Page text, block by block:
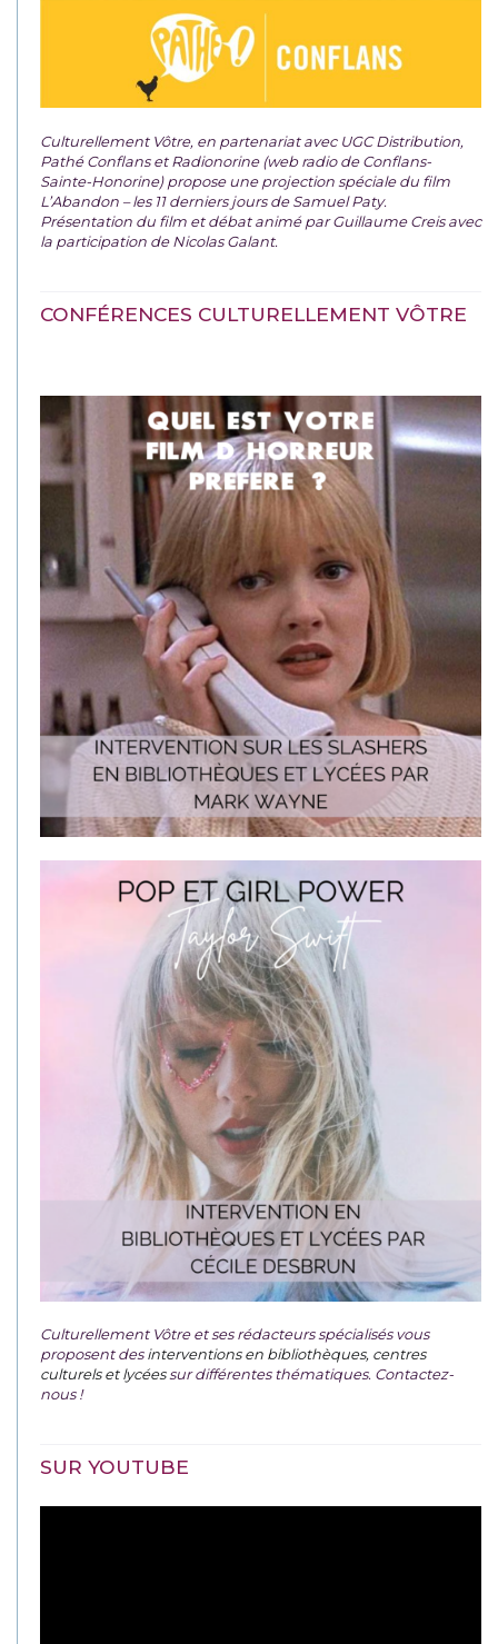
Culturellement Vôtre, en partenariat avec UGC Distribution,
Pathé Conflans et Radionorine (web radio de Conflans-
Sainte-Honorine) propose une projection spéciale du film
L’Abandon – les 11 derniers jours de Samuel Paty.
Présentation du film et débat animé par Guillaume Creis avec
la participation de Nicolas Galant.
CONFÉRENCES CULTURELLEMENT VÔTRE
Culturellement Vôtre et ses rédacteurs spécialisés vous
proposent desinterventions en bibliothèques, centres
culturels et lycéessur différentes thématiques. Contactez-
nous !
SUR YOUTUBE